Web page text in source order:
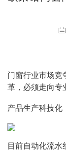
门窗行业市场竞
革，必须走向专
产品生产科技化
目前自动化流